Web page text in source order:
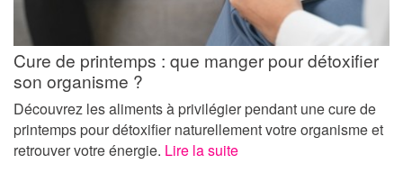
Cure de printemps : que manger pour détoxifier
son organisme ?
Découvrez les aliments à privilégier pendant une cure de
printemps pour détoxifier naturellement votre organisme et
retrouver votre énergie. Lire la suite